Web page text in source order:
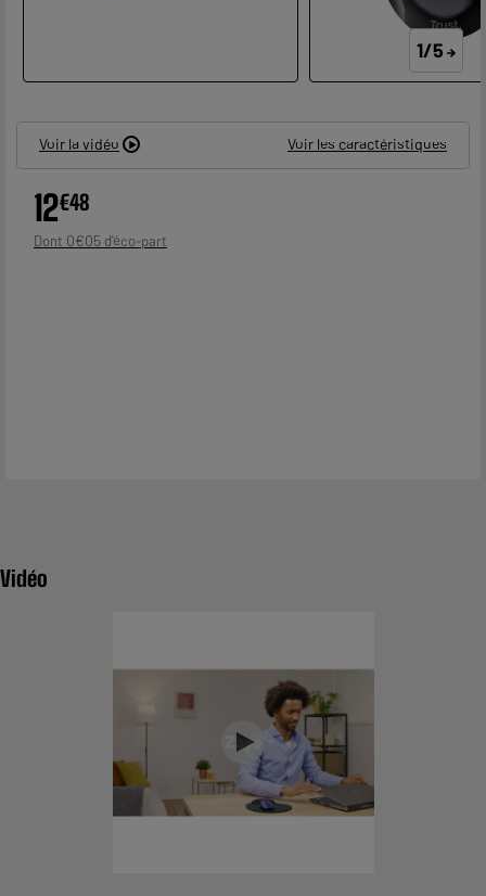
1/5
Voir la vidéo Voir les caractéristiques
12€48
Dont 0€05
Vidéo